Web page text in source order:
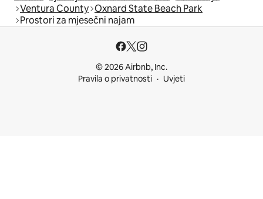
Ventura County Oxnard State Beach Park
Prostori za mjesečni najam
© 2026 Airbnb, Inc.
Pravila o privatnosti
Uvjeti